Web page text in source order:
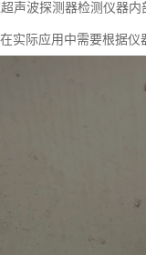
声波探测器检测仪器
实际应用中需要根据仪